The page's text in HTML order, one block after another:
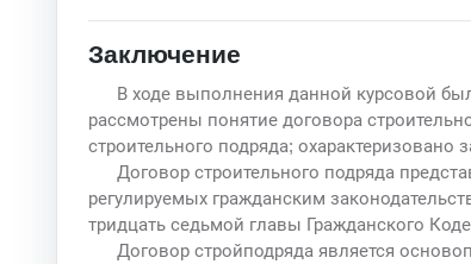
Заключение
В ходе выполнения данной курсовой
рассмотрены понятие договора
строительного подряда;
Договор строительного подряда
регулируемых гражданским
тридцать седьмой главы Гражданского
Договор стройподряда является